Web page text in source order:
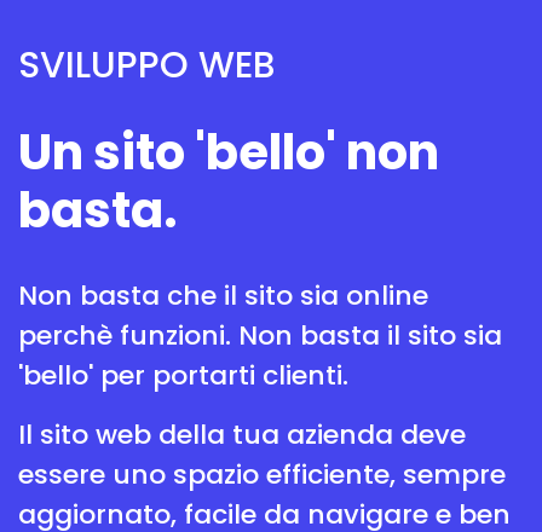
SVILUPPO WEB
Un sito 'bello' non
basta.
Non basta che il sito sia online
perchè funzioni. Non basta il sito sia
'bello' per portarti clienti.
Il sito web della tua azienda deve
essere uno spazio efficiente, sempre
aggiornato, facile da navigare e ben